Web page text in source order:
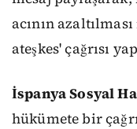
acının
ateşkes' çağrısı
İspanya Sosyal
hükümete bir